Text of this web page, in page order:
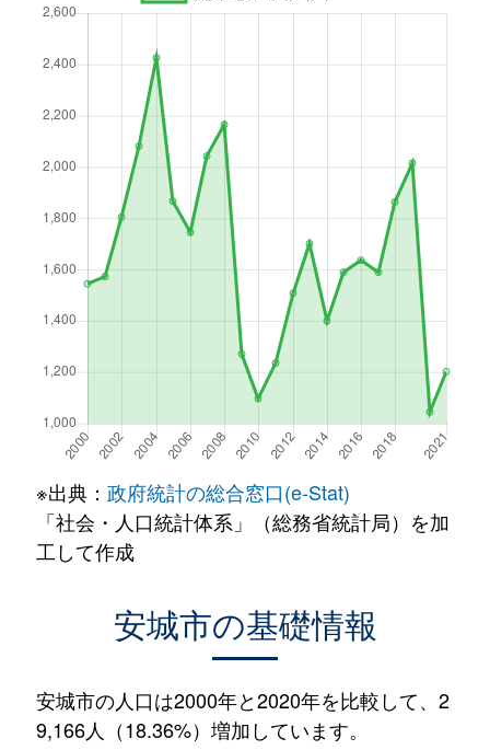
※出典： 政府統計の総合窓口(e-Stat)
「社会・人口統計体系」（総務省統計局）を加
工して作成
安城市の基礎情報
安城市の人口は2000年と2020年を比較して、2
9,166人（18.36%）増加しています。